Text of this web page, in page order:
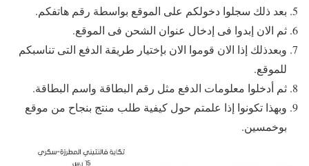
بعد ذلك سجلوا دخولكم على الموقع بواسطة رقم هاتفكم.
ثم الان إبدوا فى إدخال عنوان الشحن فى الموقع.
وبعدذلك إذا الان قوموا الان بإختيار طريقة الدفع التى تناسبكم
للموقع.
ثم أدخلوا معلومات الدفع مثل رقم البطاقة واسم البطاقة.
وبهذا تكونوا إذا علمتم حول كيفية طلب منتج بنجاح من موقع
بوخمسين.